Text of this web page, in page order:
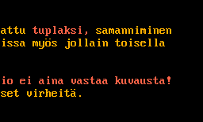
tuplaksi,
samanniminen
myös jollain toisella
ei aina vastaa kuvausta!
virheitä.